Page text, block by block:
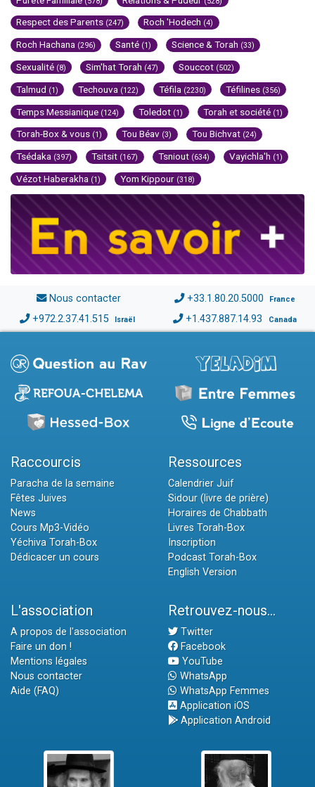
Respect des Parents (247) Roch 'Hodech (4)
Roch Hachana (296) Santé (1) Science & Torah (33)
Sexualité (8) Sim'hat Torah (47) Souccot (502)
Talmud (1) Techouva (122) Téfila (2230) Téfilines (356)
Temps Messianique (124) Toledot (1) Torah et société (1)
Torah-Box & vous (1) Tou Béav (3) Tou Bichvat (24)
Tsédaka (397) Tsitsit (167) Tsniout (634) Vayichla'h (1)
Vézot Haberakha (1) Yom Kippour (318)
Nous contacter +33.1.80.20.5000 France
+972.2.37.41.515 Israël +1.437.887.14.93 Canada
Raccourcis
Paracha de la semaine
Fêtes Juives
News
Cours Mp3-Vidéo
Yéchiva Torah-Box
Dédicacer un cours
Ressources
Calendrier Juif
Sidour (livre de prière)
Horaires de Chabbath
Livres Torah-Box
Inscription
Podcast Torah-Box
English Version
L'association
A propos de l'association
Faire un don !
Mentions légales
Nous contacter
Aide (FAQ)
Retrouvez-nous...
Twitter
Facebook
YouTube
WhatsApp
WhatsApp Femmes
Application iOS
Application Android